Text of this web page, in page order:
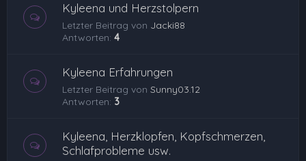
Kyleena und Herzstolpern
Letzter Beitrag von Jacki88
Antworten: 4
Kyleena Erfahrungen
Letzter Beitrag von Sunny03.12
Antworten: 3
Kyleena, Herzklopfen, Kopfschmerzen,
Schlafprobleme usw.